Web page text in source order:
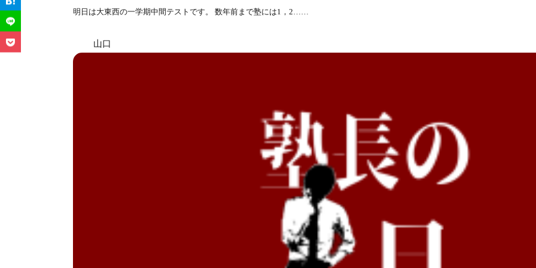
明日は大東西の一学期中間テストです。 数年前まで塾には1，2……
山口